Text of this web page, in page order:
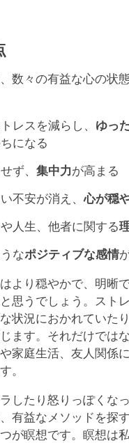
数々の有益な心の状
レスを減らし、 ゆっ
になる
ず、集中力が高まる
不安が消え、心が穏
人生、他者に関する
なポジティブな感情
より穏やかで、明晰
思うでしょう。スト
状況におかれていた
ます。それだけでは
家庭生活、友人関係
。
したり怒りっぽくな
有益なメソッドを探
が瞑想です。瞑想は